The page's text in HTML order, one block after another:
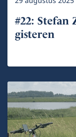
#22: Stefan
gisteren